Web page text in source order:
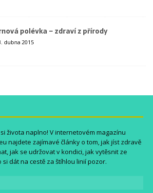
polévka – zdraví z přírody
dubna 2015
života naplno! V internetovém magazínu
najdete zajímavé články o tom, jak jíst zdravě
jak se udržovat v kondici, jak vytěsnit ze
si dát na cestě za štíhlou linií pozor.